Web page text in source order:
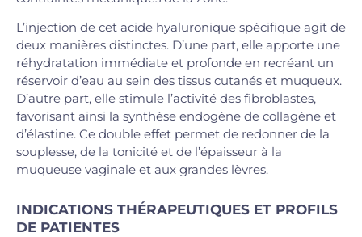
L’injection de cet acide hyaluronique spécifique agit de
deux manières distinctes. D’une part, elle apporte une
réhydratation immédiate et profonde en recréant un
réservoir d’eau au sein des tissus cutanés et muqueux.
D’autre part, elle stimule l’activité des fibroblastes,
favorisant ainsi la synthèse endogène de collagène et
d’élastine. Ce double effet permet de redonner de la
souplesse, de la tonicité et de l’épaisseur à la
muqueuse vaginale et aux grandes lèvres.
INDICATIONS THÉRAPEUTIQUES ET PROFILS
DE PATIENTES